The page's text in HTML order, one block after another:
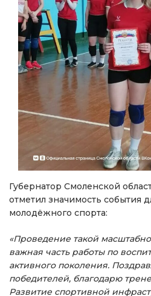
Губернатор Смоленской
отметил значимость события
молодёжного спорта:
«Проведение такой
важная часть работы по
активного поколения.
победителей, благодарю
Развитие спортивной